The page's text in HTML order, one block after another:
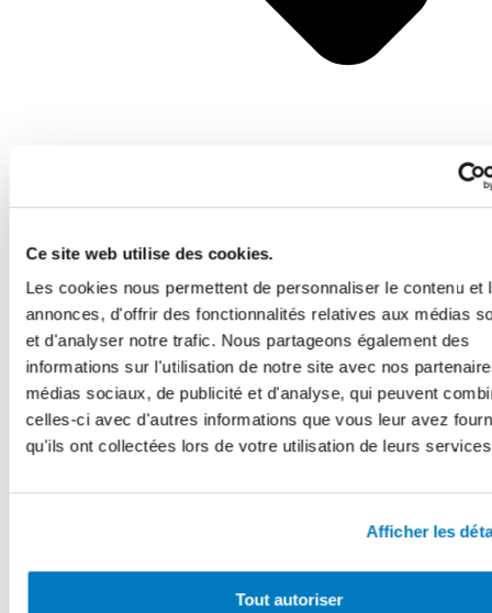
Ce site web utilise des cookies.
Les cookies nous permettent de personnaliser le contenu et
annonces, d'offrir des fonctionnalités relatives aux médias
et d'analyser notre trafic. Nous partageons également des
informations sur l'utilisation de notre site avec nos
médias sociaux, de publicité et d'analyse, qui peuvent
celles-ci avec d'autres informations que vous leur avez
qu'ils ont collectées lors de votre utilisation de leurs
Afficher les
Tout autoriser
PrécédentPrécédentPRÉSERVER LA SANTÉ DE NOS YEUX À L’ÈRE
DU NUMÉRIQUE
SuivantRETROUVER LA LÉGÈRETÉ : COMPRENDRE ET COMBATTRE
LE SYNDROME DES JAMBES LOURDES